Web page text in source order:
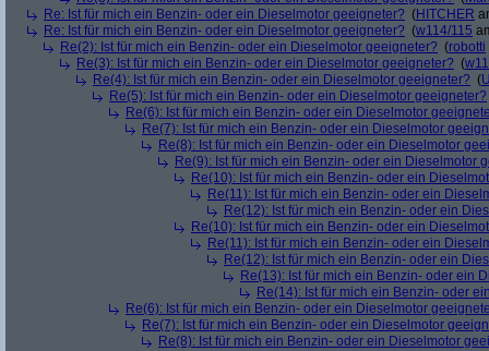
Re: Ist für mich ein Benzin- oder ein Dieselmotor geeigneter? (HITCHER
Re: Ist für mich ein Benzin- oder ein Dieselmotor geeigneter? (w114/115
Re(2): Ist für mich ein Benzin- oder ein Dieselmotor geeigneter? (robotti
Re(3): Ist für mich ein Benzin- oder ein Dieselmotor geeigneter? (
Re(4): Ist für mich ein Benzin- oder ein Dieselmotor geeigneter? (
Re(5): Ist für mich ein Benzin- oder ein Dieselmotor geeigneter?
Re(6): Ist für mich ein Benzin- oder ein Dieselmotor
Re(7): Ist für mich ein Benzin- oder ein Dieselmotor
Re(8): Ist für mich ein Benzin- oder ein Dieselmotor
Re(9): Ist für mich ein Benzin- oder ein Dieselmotor
Re(10): Ist für mich ein Benzin- oder ein
Re(11): Ist für mich ein Benzin- oder ein
Re(12): Ist für mich ein Benzin- oder ein
Re(10): Ist für mich ein Benzin- oder ein
Re(11): Ist für mich ein Benzin- oder ein
Re(12): Ist für mich ein Benzin- oder ein
Re(13): Ist für mich ein Benzin- oder ein
Re(14): Ist für mich ein Benzin- oder
Re(6): Ist für mich ein Benzin- oder ein Dieselmotor
Re(7): Ist für mich ein Benzin- oder ein Dieselmotor
Re(8): Ist für mich ein Benzin- oder ein Dieselmotor